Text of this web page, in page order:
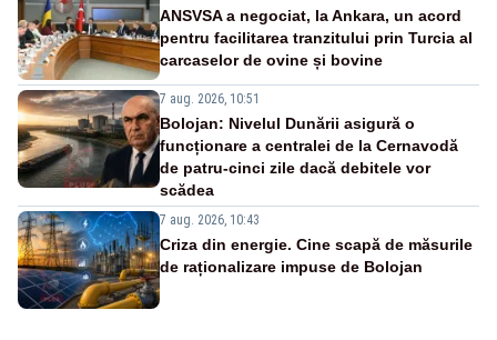
ANSVSA a negociat, la Ankara, un acord
pentru facilitarea tranzitului prin Turcia al
carcaselor de ovine și bovine
7 aug. 2026, 10:51
Bolojan: Nivelul Dunării asigură o
funcționare a centralei de la Cernavodă
de patru-cinci zile dacă debitele vor
scădea
7 aug. 2026, 10:43
Criza din energie. Cine scapă de măsurile
de raționalizare impuse de Bolojan